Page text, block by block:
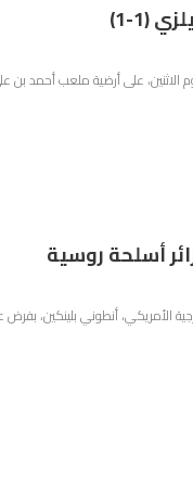
(1-1)
على أرضية ملعب أحمد بن علي
أسلحة روسية
الأمريكي، أنطوني بلينكين،